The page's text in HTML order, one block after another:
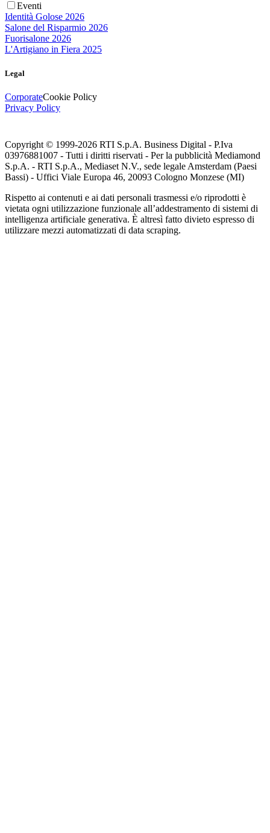
Eventi
Identità Golose 2026
Salone del Risparmio 2026
Fuorisalone 2026
L'Artigiano in Fiera 2025
Legal
CorporateCookie Policy
Privacy Policy
Copyright © 1999-2026 RTI S.p.A. Business Digital - P.Iva
03976881007 - Tutti i diritti riservati - Per la pubblicità Mediamond
S.p.A. - RTI S.p.A., Mediaset N.V., sede legale Amsterdam (Paesi
Bassi) - Uffici Viale Europa 46, 20093 Cologno Monzese (MI)
Rispetto ai contenuti e ai dati personali trasmessi e/o riprodotti è
vietata ogni utilizzazione funzionale all’addestramento di sistemi di
intelligenza artificiale generativa. È altresì fatto divieto espresso di
utilizzare mezzi automatizzati di data scraping.